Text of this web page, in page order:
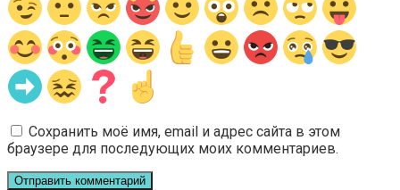
Сохранить моё имя, email и адрес сайта в этом
браузере для последующих моих комментариев.